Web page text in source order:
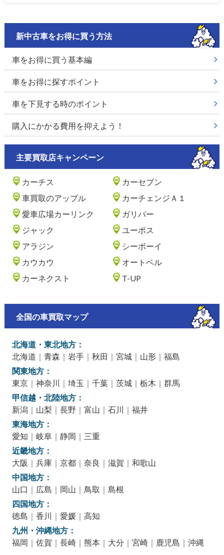
新中古車をお得に買う方法
車をお得に買う基本編
車をお得に探すポイント
車を下見する時のポイント
購入にかかる費用を抑えよう！
主要買取店キャンペーン
カーチス
カーセブン
車買取のアップル
カーチェンジＡ１
愛車広場カーリンク
ガリバー
ジャック
ユーポス
アラジン
シーボーイ
カウカウ
オートベル
カーネクスト
T-UP
全国の車買取マップ
北海道・東北地方：
北海道 ｜ 青森 ｜ 岩手｜ 秋田 ｜ 宮城｜ 山形｜ 福島
関東地方：
東京｜ 神奈川 ｜ 埼玉 ｜ 千葉｜ 茨城｜ 栃木 ｜ 群馬
甲信越・北陸地方：
新潟 ｜ 山梨 ｜ 長野 ｜ 富山 ｜ 石川 ｜ 福井
東海地方：
愛知 ｜ 岐阜｜ 静岡 ｜ 三重
近畿地方：
大阪 ｜ 兵庫｜ 京都｜ 奈良 ｜ 滋賀 ｜ 和歌山
中国地方：
山口 ｜ 広島 ｜ 岡山 ｜ 鳥取 ｜ 島根
四国地方：
徳島 ｜ 香川 ｜ 愛媛｜ 高知
九州・沖縄地方：
福岡 ｜ 佐賀 ｜ 長崎｜ 熊本 ｜ 大分 ｜ 宮崎｜ 鹿児島 ｜ 沖縄